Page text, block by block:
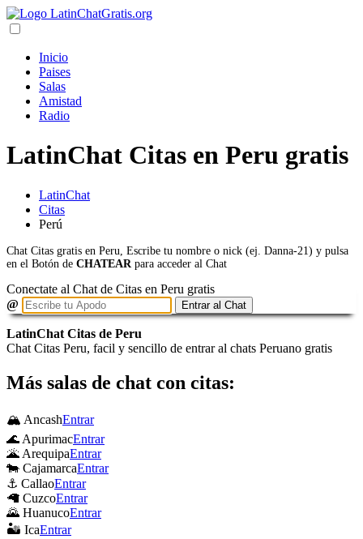
Inicio
Paises
Salas
Amistad
Radio
LatinChat Citas en Peru gratis
LatinChat
Citas
Perú
Chat Citas gratis en Peru, Escribe tu nombre o nick (ej. Danna-21) y pulsa
en el Botón de CHATEAR para acceder al Chat
Conectate al Chat de Citas en Peru gratis
@
Entrar al Chat
LatinChat Citas de Peru
Chat Citas Peru, facil y sencillo de entrar al chats Peruano gratis
Más salas de chat con citas:
🏔 AncashEntrar
🌊 ApurimacEntrar
🌋 ArequipaEntrar
🐄 CajamarcaEntrar
⚓ CallaoEntrar
🦙 CuzcoEntrar
🌄 HuanucoEntrar
🏜 IcaEntrar